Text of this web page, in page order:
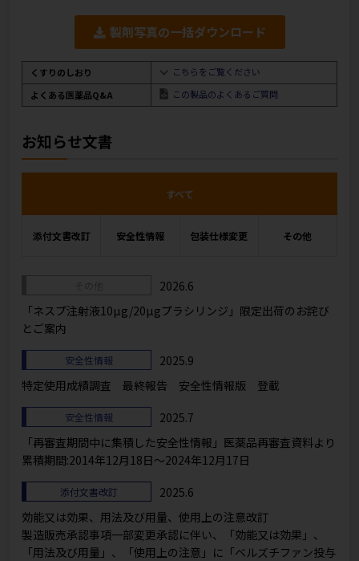
製剤写真の一括ダウンロード
くすりのしおり
こちらをご覧ください
よくある医薬品Q&A
この製品のよくあるご質問
お知らせ文書
すべて
添付文書改訂 安全性情報 包装仕様変更 その他
2026.6
「ネスプ注射液10µg/20µgプラシリンジ」限定出荷のお詫び
とご案内
安全性情報
2025.9
特定使用成績調査 最終報告 安全性情報版 登載
安全性情報
2025.7
「再審査期間中に集積した安全性情報」医薬品再審査資料より
累積期間:2014年12月18日～2024年12月17日
添付文書改訂
2025.6
効能又は効果、用法及び用量、使用上の注意改訂
製造販売承認事項一部変更承認に伴い、「効能又は効果」、
「用法及び用量」、「使用上の注意」に「ベルズチファン投与